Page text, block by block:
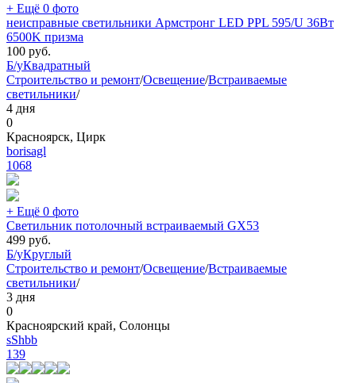
+ Ещё 0 фото
неисправные светильники Армстронг LED PPL 595/U 36Вт
6500K призма
100 руб.
Б/уКвадратный
Строительство и ремонт/Освещение/Встраиваемые
светильники/
4 дня
0
Красноярск, Цирк
borisagl
1068
+ Ещё 0 фото
Светильник потолочный встраиваемый GX53
499 руб.
Б/уКруглый
Строительство и ремонт/Освещение/Встраиваемые
светильники/
3 дня
0
Красноярский край, Солонцы
sShbb
139